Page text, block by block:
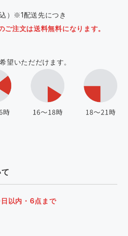
）※1配送先につき
注文は送料無料になります。
望いただだけます。
以内・6点まで